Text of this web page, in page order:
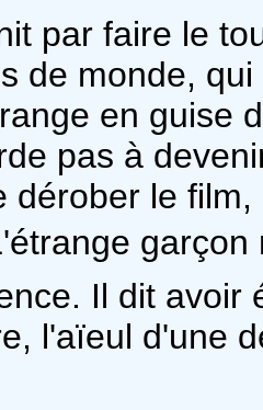
par faire le
de monde,
en guise
pas à
dérober le
Il dit avoir
l'aïeul d'une